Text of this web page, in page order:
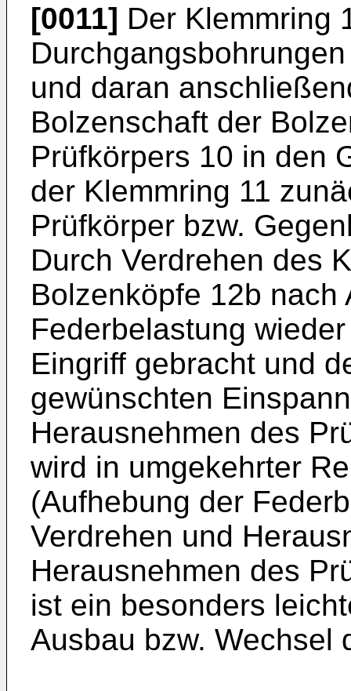
[0011] Der Klemmring
und daran
Bolzenschaft der
Prüfkörpers 10 in den
der Klemmring 11
Prüfkörper bzw.
Durch Verdrehen des
Bolzenköpfe 12b nach
Federbelastung
Eingriff gebracht und
gewünschten
Herausnehmen des
wird in umgekehrter
(Aufhebung der
Verdrehen und
Herausnehmen des
ist ein besonders
Ausbau bzw. Wechsel